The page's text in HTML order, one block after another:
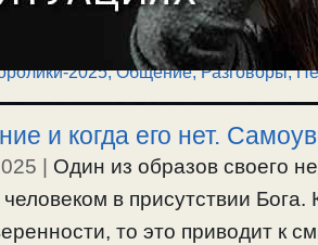
2025,Общение, Разговоры,
и когда его нет.
Один из образов своего
в присутствии Бога.
то это приводит к